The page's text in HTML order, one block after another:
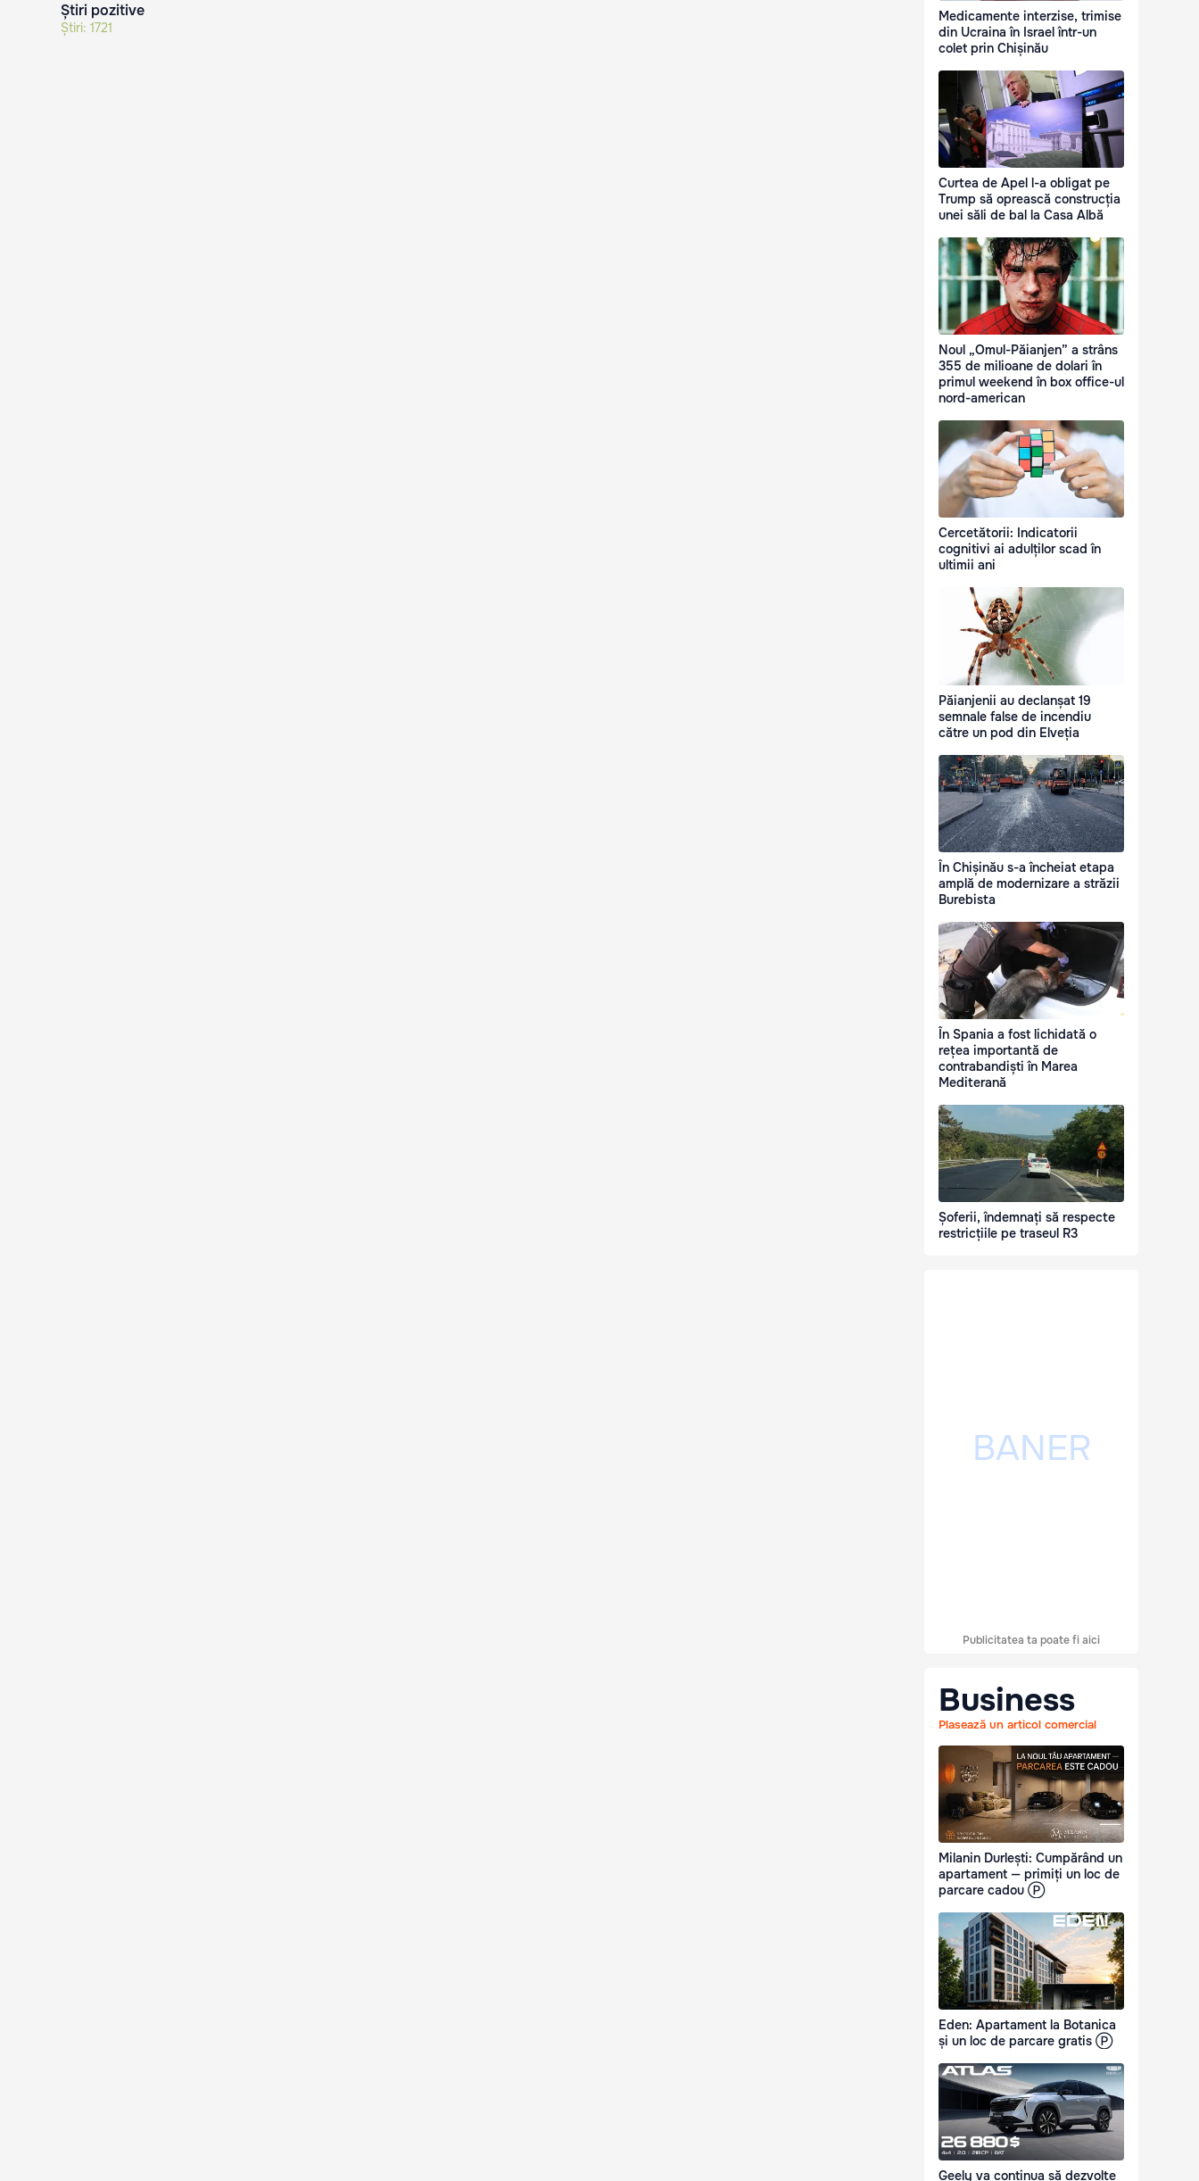
Știri pozitive
Știri: 1721
Medicamente interzise, trimise
din Ucraina în Israel într-un
colet prin Chișinău
Curtea de Apel l-a obligat pe
Trump să oprească construcția
unei săli de bal la Casa Albă
Noul „Omul-Păianjen” a strâns
355 de milioane de dolari în
primul weekend în box office-ul
nord-american
Cercetătorii: Indicatorii
cognitivi ai adulților scad în
ultimii ani
Păianjenii au declanșat 19
semnale false de incendiu
către un pod din Elveția
În Chișinău s-a încheiat etapa
amplă de modernizare a străzii
Burebista
În Spania a fost lichidată o
rețea importantă de
contrabandiști în Marea
Mediterană
Șoferii, îndemnați să respecte
restricțiile pe traseul R3
Publicitatea ta poate fi aici
Business
Plasează un articol comercial
Milanin Durlești: Cumpărând un
apartament — primiți un loc de
parcare cadou Ⓟ
Eden: Apartament la Botanica
și un loc de parcare gratis Ⓟ
Geely va continua să dezvolte